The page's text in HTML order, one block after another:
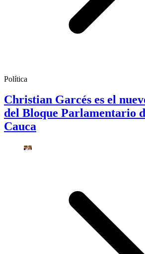
Política
Christian Garcés es el
del Bloque Parlamentario
Cauca